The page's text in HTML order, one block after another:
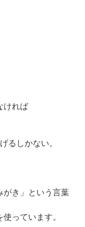
ければ
るしかない。
がき」という言葉
っています。